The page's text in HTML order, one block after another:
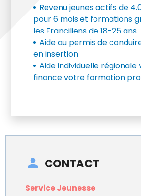
Revenu jeunes actifs de
pour 6 mois et formations
les Franciliens de 18-25 ans
Aide au permis de
en insertion
Aide individuelle régionale
finance votre formation
CONTACT
Service Jeunesse